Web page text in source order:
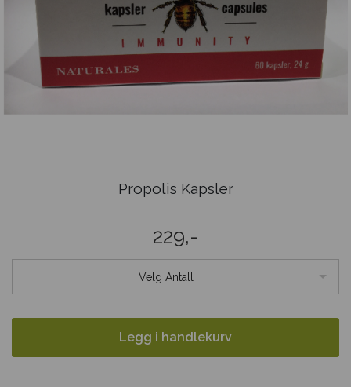
Propolis Kapsler
229,-
Velg Antall
Legg i handlekurv